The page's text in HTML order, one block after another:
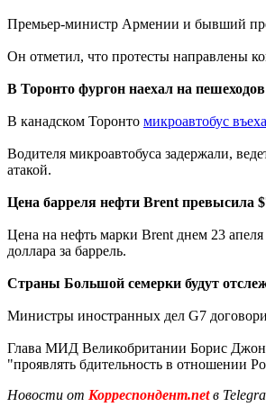
Премьер-министр Армении и бывший
Он отметил, что протесты направлены
В Торонто фургон наехал на пешеходов
В канадском Торонто микроавтобус
Водителя микроавтобуса задержали,
атакой.
Цена барреля нефти Brent превысила
Цена на нефть марки Brent днем 23
доллара за баррель.
Страны Большой семерки будут
Министры иностранных дел G7
Глава МИД Великобритании Борис
"проявлять бдительность в отношении
Новости от Корреспондент.netв